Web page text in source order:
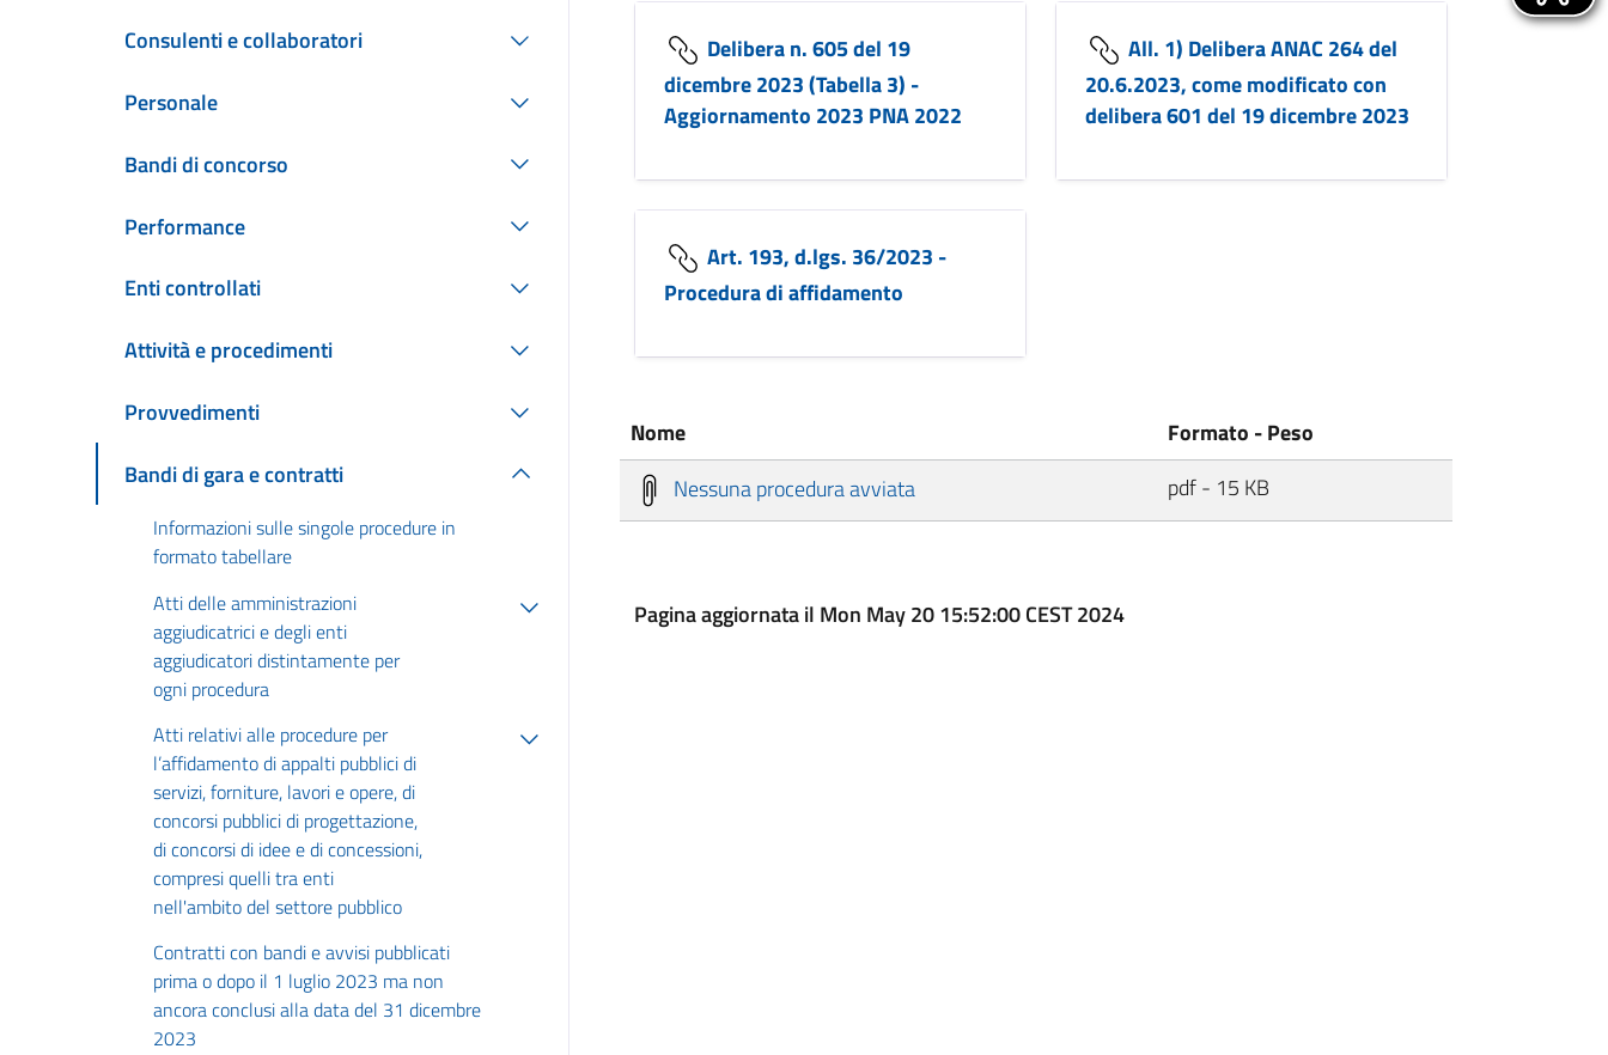
Consulenti e collaboratori
Personale
Bandi di concorso
Performance
Enti controllati
Attività e procedimenti
Provvedimenti
Bandi di gara e contratti
Informazioni sulle singole procedure in
formato tabellare
Atti delle amministrazioni
aggiudicatrici e degli enti
aggiudicatori distintamente per
ogni procedura
Atti relativi alle procedure per
l’affidamento di appalti pubblici di
servizi, forniture, lavori e opere, di
concorsi pubblici di progettazione,
di concorsi di idee e di concessioni,
compresi quelli tra enti
nell'ambito del settore pubblico
Contratti con bandi e avvisi pubblicati
prima o dopo il 1 luglio 2023 ma non
ancora conclusi alla data del 31 dicembre
2023
Delibera n. 605 del 19
dicembre 2023 (Tabella 3) -
Aggiornamento 2023 PNA 2022
All. 1) Delibera ANAC 264 del
20.6.2023, come modificato con
delibera 601 del 19 dicembre 2023
Art. 193, d.lgs. 36/2023 -
Procedura di affidamento
Nome
Formato - Peso
Nessuna procedura avviata
pdf - 15 KB
Pagina aggiornata il Mon May 20 15:52:00 CEST 2024